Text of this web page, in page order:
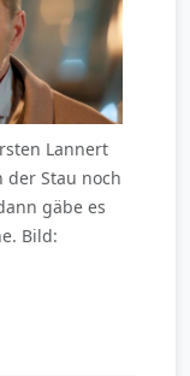
Lannert
der Stau noch
gäbe es
Bild: